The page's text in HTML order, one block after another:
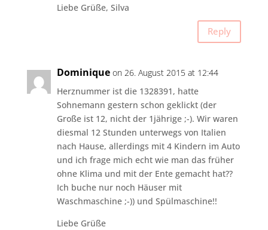
Liebe Grüße, Silva
Reply
Dominique on 26. August 2015 at 12:44
Herznummer ist die 1328391, hatte
Sohnemann gestern schon geklickt (der
Große ist 12, nicht der 1jährige ;-). Wir waren
diesmal 12 Stunden unterwegs von Italien
nach Hause, allerdings mit 4 Kindern im Auto
und ich frage mich echt wie man das früher
ohne Klima und mit der Ente gemacht hat??
Ich buche nur noch Häuser mit
Waschmaschine ;-)) und Spülmaschine!!
Liebe Grüße